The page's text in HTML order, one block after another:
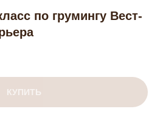
по грумингу Вест-
КУПИТЬ